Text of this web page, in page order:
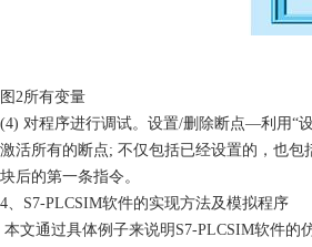
图 2所有变量
(4) 对程序进行调试。设置/删除断点—利用“
激活所有的断点; 不仅包括已经设置的，也包
块后的第一条指令。
4、 S7-PLCSIM软件的实现方法及模拟程序
本文通过具体例子来说明 S7-PLCSIM软件的